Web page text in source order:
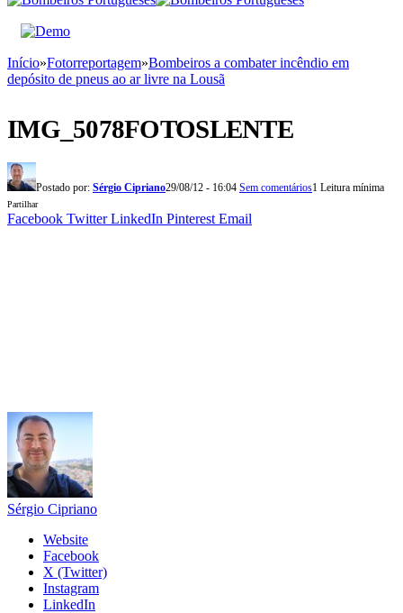
Início»Fotorreportagem»Bombeiros a combater incêndio em
depósito de pneus ao ar livre na Lousã
IMG_5078FOTOSLENTE
Postado por: Sérgio Cipriano29/08/12 - 16:04 Sem comentários1 Leitura mínima
Partilhar
Facebook Twitter LinkedIn Pinterest Email
Sérgio Cipriano
Website
Facebook
X (Twitter)
Instagram
LinkedIn